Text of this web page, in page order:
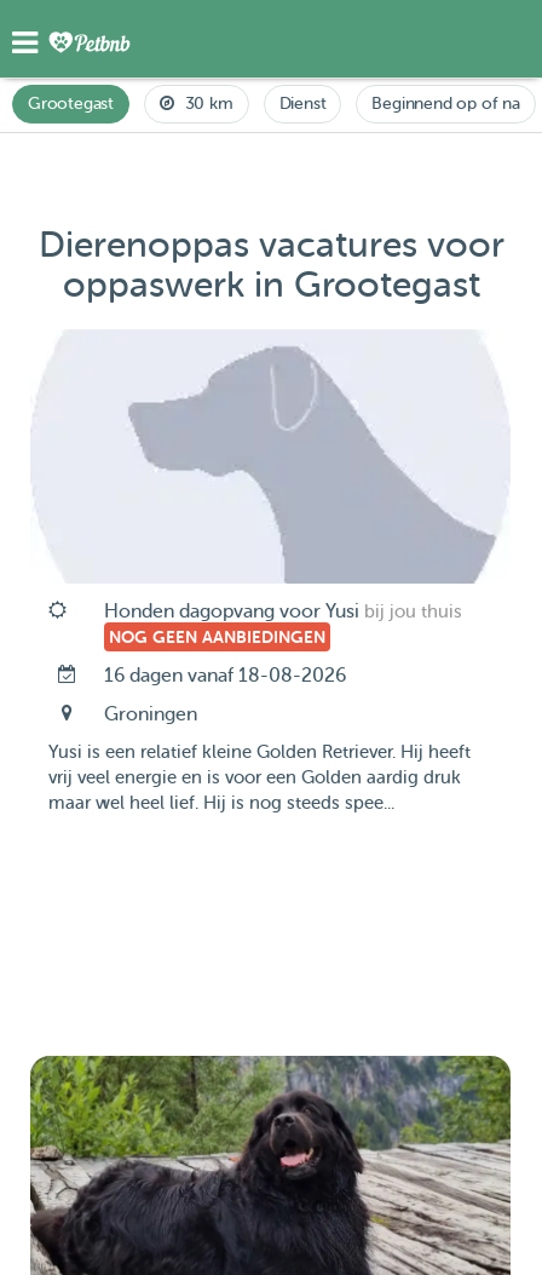
Grootegast 30 km Dienst Beginnend op of na
Dierenoppas vacatures voor
oppaswerk in Grootegast
Honden dagopvang voor Yusi bij jou thuis
NOG GEEN AANBIEDINGEN
16 dagen vanaf 18-08-2026
Groningen
Yusi is een relatief kleine Golden Retriever. Hij heeft
vrij veel energie en is voor een Golden aardig druk
maar wel heel lief. Hij is nog steeds spee...